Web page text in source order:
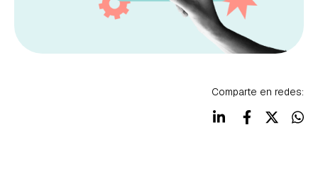
Comparte en redes: